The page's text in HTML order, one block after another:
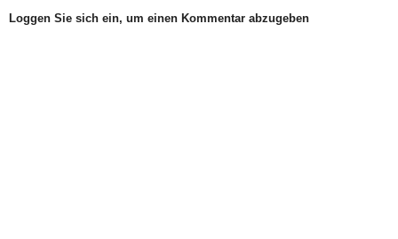
Loggen Sie sich ein, um einen Kommentar abzugeben